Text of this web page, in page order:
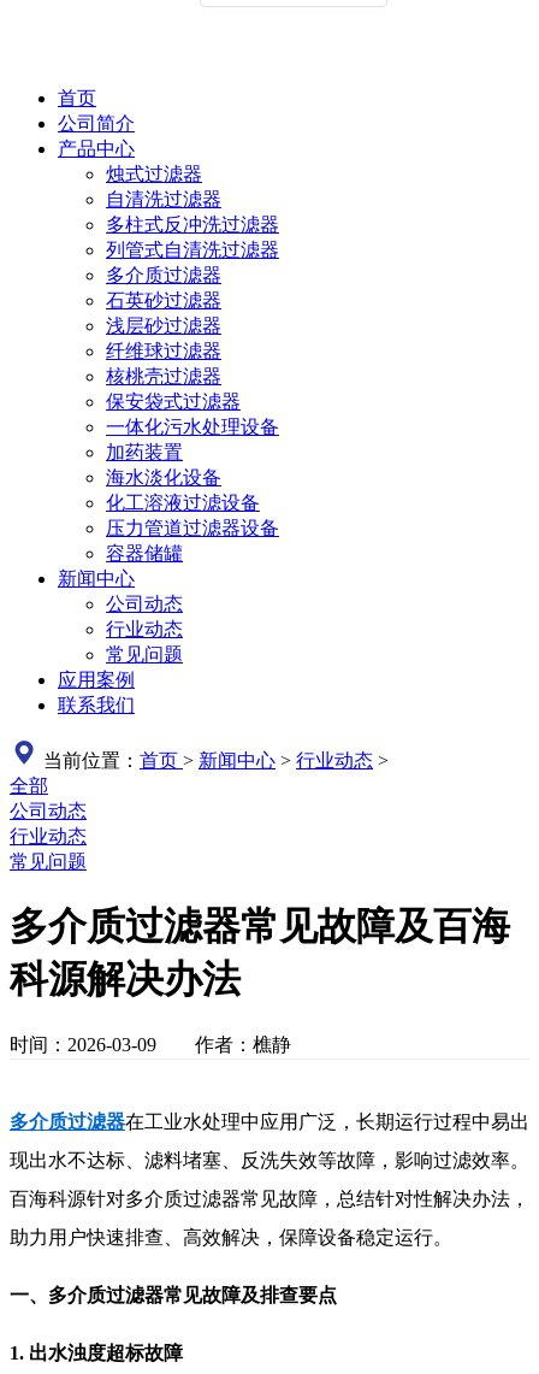
首页
公司简介
产品中心
烛式过滤器
自清洗过滤器
多柱式反冲洗过滤器
列管式自清洗过滤器
多介质过滤器
石英砂过滤器
浅层砂过滤器
纤维球过滤器
核桃壳过滤器
保安袋式过滤器
一体化污水处理设备
加药装置
海水淡化设备
化工溶液过滤设备
压力管道过滤器设备
容器储罐
新闻中心
公司动态
行业动态
常见问题
应用案例
联系我们
当前位置： 首页 > 新闻中心 > 行业动态 >
全部
公司动态
行业动态
常见问题
多介质过滤器常见故障及百海
科源解决办法
时间：2026-03-09 作者：樵静
多介质过滤器在工业水处理中应用广泛，长期运行过程中易出
现出水不达标、滤料堵塞、反洗失效等故障，影响过滤效率。
百海科源针对多介质过滤器常见故障，总结针对性解决办法，
助力用户快速排查、高效解决，保障设备稳定运行。
一、多介质过滤器常见故障及排查要点
1. 出水浊度超标故障